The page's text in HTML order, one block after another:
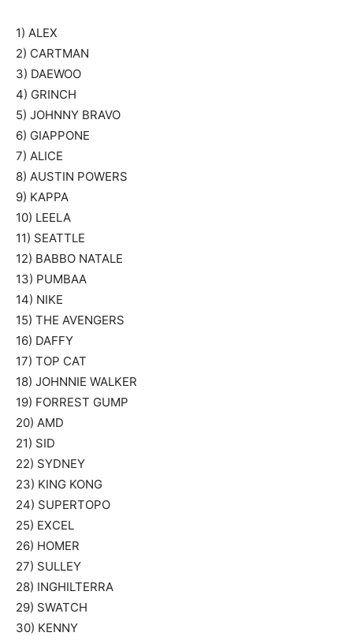
1) ALEX
2) CARTMAN
3) DAEWOO
4) GRINCH
5) JOHNNY BRAVO
6) GIAPPONE
7) ALICE
8) AUSTIN POWERS
9) KAPPA
10) LEELA
11) SEATTLE
12) BABBO NATALE
13) PUMBAA
14) NIKE
15) THE AVENGERS
16) DAFFY
17) TOP CAT
18) JOHNNIE WALKER
19) FORREST GUMP
20) AMD
21) SID
22) SYDNEY
23) KING KONG
24) SUPERTOPO
25) EXCEL
26) HOMER
27) SULLEY
28) INGHILTERRA
29) SWATCH
30) KENNY